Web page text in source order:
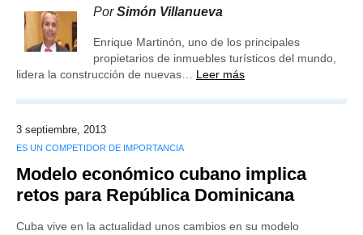
PorSimón Villanueva
Enrique Martinón, uno de los principales
propietarios de inmuebles turísticos del mundo,
lidera la construcción de nuevas… Leer más
3 septiembre, 2013
ES UN COMPETIDOR DE IMPORTANCIA
Modelo económico cubano implica
retos para República Dominicana
Cuba vive en la actualidad unos cambios en su modelo